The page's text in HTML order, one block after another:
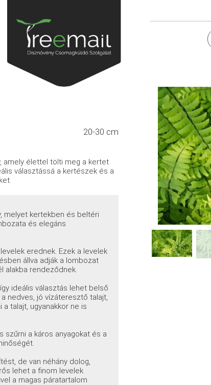
20-30 cm
amely élettel tölti meg a kertet
választássá a kertészek és a
melyet kertekben és beltéri
és elegáns
erednek. Ezek a levelek
állva adják a lombozat
alakba rendeződnek.
ideális választás lehet belső
nedves, jó vízáteresztő talajt,
talajt, ugyanakkor ne is
szűrni a káros anyagokat és a
de van néhány dolog,
lehet a finom levelek
a magas páratartalom